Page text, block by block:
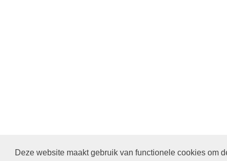
Deze website maakt gebruik van functionele cookies om